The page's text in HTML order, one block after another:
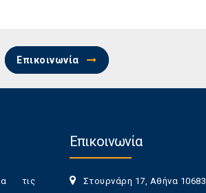
Επικοινωνία
τις
Επικοινωνία
Στουρνάρη 17, Αθήνα 10683